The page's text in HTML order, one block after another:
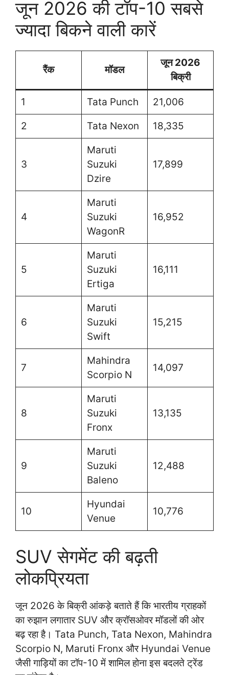
जून 2026 की टॉप-10 सबसे
ज्यादा बिकने वाली कारें
रैंक मॉडल
जून 2026
बिक्री
1 Tata Punch 21,006
2 Tata Nexon 18,335
3
Maruti
Suzuki
Dzire
17,899
4
Maruti
Suzuki
WagonR
16,952
5
Maruti
Suzuki
Ertiga
16,111
6
Maruti
Suzuki
Swift
15,215
7
Mahindra
Scorpio N
14,097
8
Maruti
Suzuki
Fronx
13,135
9
Maruti
Suzuki
Baleno
12,488
10
Hyundai
Venue
10,776
SUV सेगमेंट की बढ़ती
लोकप्रियता
जून 2026 के बिक्री आंकड़े बताते हैं कि भारतीय ग्राहकों
का रुझान लगातार SUV और क्रॉसओवर मॉडलों की ओर
बढ़ रहा है। Tata Punch, Tata Nexon, Mahindra
Scorpio N, Maruti Fronx और Hyundai Venue
जैसी गाड़ियों का टॉप-10 में शामिल होना इस बदलते ट्रेंड